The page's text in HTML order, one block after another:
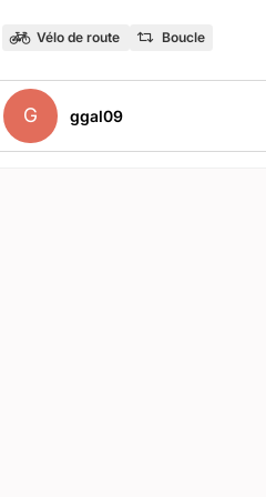
Vélo de route Boucle
G ggal09